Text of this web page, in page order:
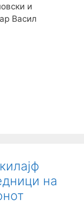
и
Васил
на